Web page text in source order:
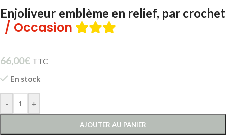
Enjoliveur emblème en relief, par crochet
/ Occasion
66,00€ TTC
En stock
- +
AJOUTER AU PANIER